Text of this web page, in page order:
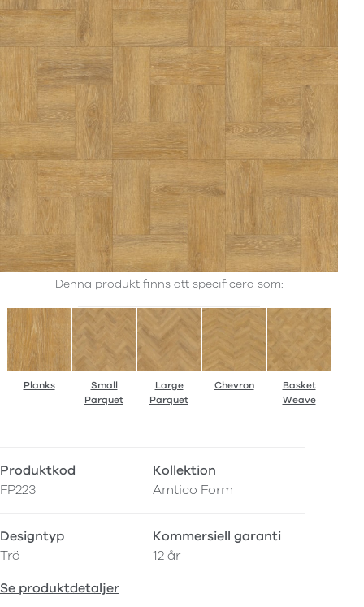
Denna produkt finns att specificera som:
Planks
Small
Parquet
Large
Parquet
Chevron
Basket
Weave
Produktkod
FP223
Kollektion
Amtico Form
Designtyp
Trä
Kommersiell garanti
12 år
Se produktdetaljer